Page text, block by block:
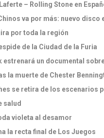
– Rolling Stone en
va por más: nuevo disco
por toda la región
de la Ciudad de la Furia
estrenará un documental
la muerte de Chester
se retira de los escenarios
salud
violeta al desamor
la recta final de Los Juegos